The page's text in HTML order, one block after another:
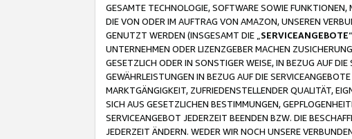
GESAMTE TECHNOLOGIE, SOFTWARE SOWIE
DIE VON ODER IM AUFTRAG VON AMAZON, UNSEREN
GENUTZT WERDEN (INSGESAMT DIE „ SERVICEANGEBOTE
UNTERNEHMEN ODER LIZENZGEBER MACHEN
GESETZLICH ODER IN SONSTIGER WEISE, IN BEZUG AUF
GEWÄHRLEISTUNGEN IN BEZUG AUF DIE
MARKTGÄNGIGKEIT, ZUFRIEDENSTELLENDER QUALITÄT,
SICH AUS GESETZLICHEN BESTIMMUNGEN,
SERVICEANGEBOT JEDERZEIT BEENDEN BZW. DIE
JEDERZEIT ÄNDERN. WEDER WIR NOCH UNSERE